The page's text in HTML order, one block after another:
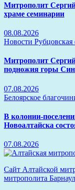
Митрополит
храме семинарии
08.08.2026
Новости Рубцовская
Митрополит
подножия горы
07.08.2026
Белоярское
В колонии-
Новоалтайска
07.08.2026
Сайт Алтайской
митрополита